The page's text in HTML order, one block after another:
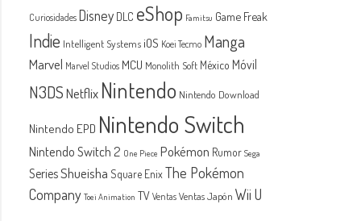
Curiosidades Disney DLC eShop Famitsu Game Freak
Indie Intelligent Systems iOS Koei Tecmo Manga
Marvel Marvel Studios MCU Monolith Soft México Móvil
N3DSNetflix Nintendo Nintendo Download
Nintendo EPD Nintendo Switch
Nintendo Switch 2 One Piece Pokémon Rumor Sega
SeriesShueisha Square EnixThe Pokémon
Company Toei Animation TV Ventas Ventas Japón Wii U